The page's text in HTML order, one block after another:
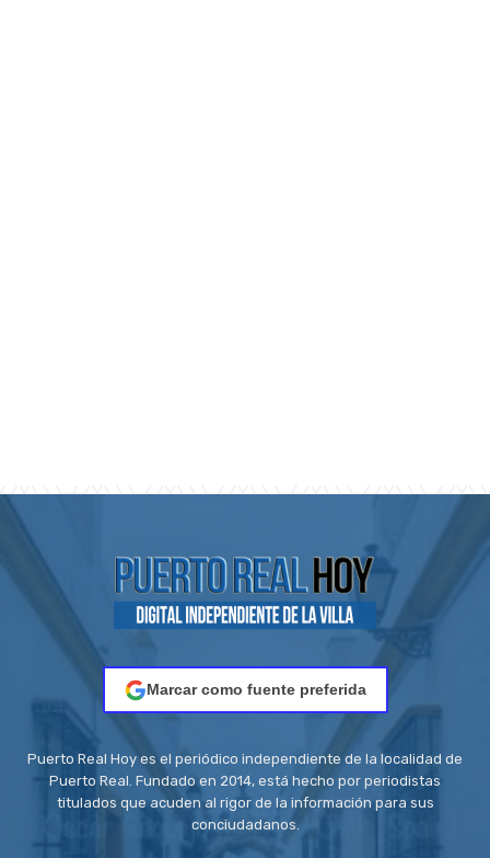
Marcar como fuente preferida
Puerto Real Hoy es el periódico independiente de la localidad de
Puerto Real. Fundado en 2014, está hecho por periodistas
titulados que acuden al rigor de la información para sus
conciudadanos.